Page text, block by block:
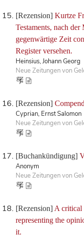
[Rezension] Kurtze
Testaments, nach
gegenwärtige Zeit
Register versehen.
Heinsius, Johann Georg
Neue Zeitungen von
[Rezension]
Cyprian, Ernst Salomon
Neue Zeitungen von
[Buchankündigung]
Anonym
Neue Zeitungen von
[Rezension] A critical
representing the
it.